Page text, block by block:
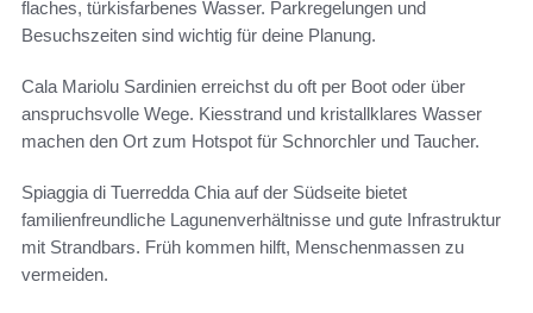
flaches, türkisfarbenes Wasser. Parkregelungen und
Besuchszeiten sind wichtig für deine Planung.
Cala Mariolu Sardinien erreichst du oft per Boot oder über
anspruchsvolle Wege. Kiesstrand und kristallklares Wasser
machen den Ort zum Hotspot für Schnorchler und Taucher.
Spiaggia di Tuerredda Chia auf der Südseite bietet
familienfreundliche Lagunenverhältnisse und gute Infrastruktur
mit Strandbars. Früh kommen hilft, Menschenmassen zu
vermeiden.